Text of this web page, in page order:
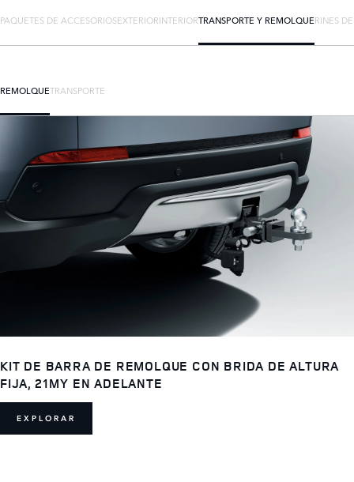
PAQUETES DE ACCESORIOSEXTERIORINTERIORTRANSPORTE Y REMOLQUERINES
REMOLQUETRANSPORTE
KIT DE BARRA DE REMOLQUE CON BRIDA DE ALTURA
FIJA, 21MY EN ADELANTE
EXPLORAR